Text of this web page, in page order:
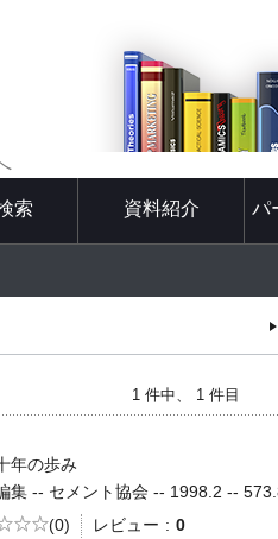
索 資料紹介 パ
1 件中、 1 件目
年の歩み
集 -- セメント協会 -- 1998.2 --
評価
(0) レビュー 0